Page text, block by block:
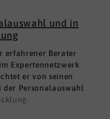
und in
erfahrener Berater
Expertennetzwerk
er von seinen
Personalauswahl